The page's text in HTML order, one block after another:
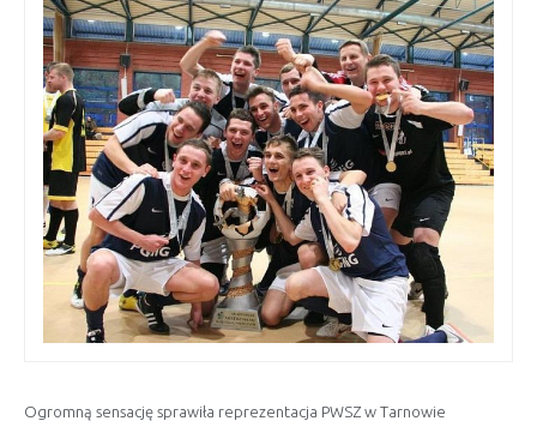
Ogromną sensację sprawiła reprezentacja PWSZ w Tarnowie